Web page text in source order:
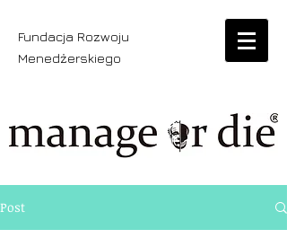
Fundacja Rozwoju
Menedżerskiego
Post